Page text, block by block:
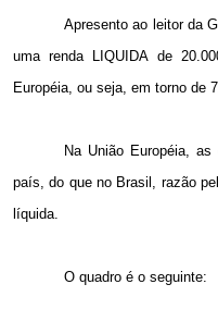
Apresento ao leitor da
uma renda LIQUIDA de
Européia, ou seja, em torno de
Na União Européia,
país, do que no Brasil, razão
líquida.
O quadro é o seguinte: